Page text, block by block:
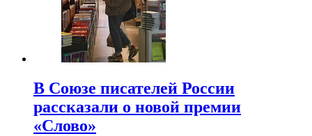
В Союзе писателей России
рассказали о новой премии
«Слово»